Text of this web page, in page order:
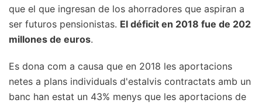
que el que ingresan de los ahorradores que aspiran a
ser futuros pensionistas. El déficit en 2018 fue de 202
millones de euros.
Es dona com a causa que en 2018 les aportacions
netes a plans individuals d'estalvis contractats amb un
banc han estat un 43% menys que les aportacions de